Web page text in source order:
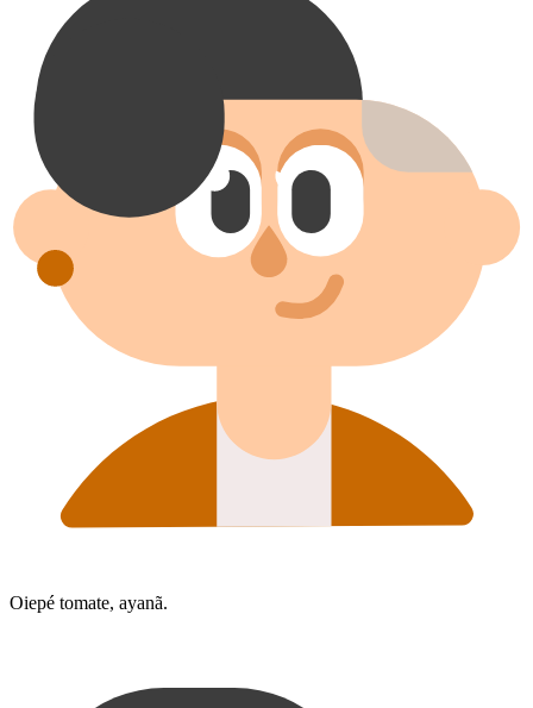
Oiepé tomate, ayanã.